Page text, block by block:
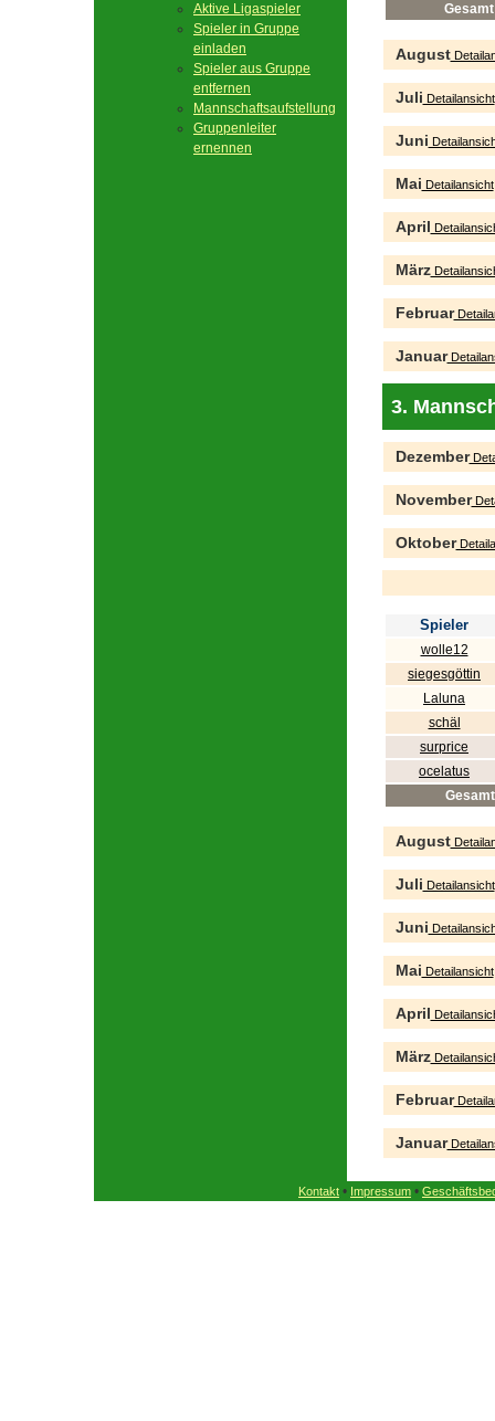
Aktive Ligaspieler
Spieler in Gruppe
einladen
Spieler aus Gruppe
entfernen
Mannschaftsaufstellung
Gruppenleiter
ernennen
Gesamt
August
Juli Detailansicht
Juni
Mai Detailansicht
April
März
Februar
Januar
3.
Dezember
November
Oktober
Spieler
wolle12
siegesgöttin
Laluna
schäl
surprice
ocelatus
Gesamt
August
Juli Detailansicht
Juni
Mai Detailansicht
April
März
Februar
Januar
Kontakt • Impressum •